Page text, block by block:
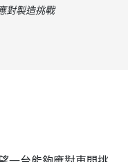
對製造挑戰